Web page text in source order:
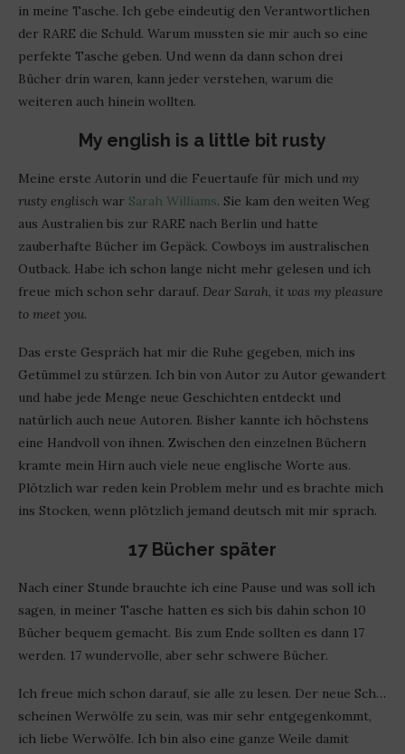
in meine Tasche. Ich gebe eindeutig den Verantwortlichen
der RARE die Schuld. Warum mussten sie mir auch so eine
perfekte Tasche geben. Und wenn da dann schon drei
Bücher drin waren, kann jeder verstehen, warum die
weiteren auch hinein wollten.
My english is a little bit rusty
Meine erste Autorin und die Feuertaufe für mich und my
rusty englisch war Sarah Williams. Sie kam den weiten Weg
aus Australien bis zur RARE nach Berlin und hatte
zauberhafte Bücher im Gepäck. Cowboys im australischen
Outback. Habe ich schon lange nicht mehr gelesen und ich
freue mich schon sehr darauf. Dear Sarah, it was my pleasure
to meet you.
Das erste Gespräch hat mir die Ruhe gegeben, mich ins
Getümmel zu stürzen. Ich bin von Autor zu Autor gewandert
und habe jede Menge neue Geschichten entdeckt und
natürlich auch neue Autoren. Bisher kannte ich höchstens
eine Handvoll von ihnen. Zwischen den einzelnen Büchern
kramte mein Hirn auch viele neue englische Worte aus.
Plötzlich war reden kein Problem mehr und es brachte mich
ins Stocken, wenn plötzlich jemand deutsch mit mir sprach.
17 Bücher später
Nach einer Stunde brauchte ich eine Pause und was soll ich
sagen, in meiner Tasche hatten es sich bis dahin schon 10
Bücher bequem gemacht. Bis zum Ende sollten es dann 17
werden. 17 wundervolle, aber sehr schwere Bücher.
Ich freue mich schon darauf, sie alle zu lesen. Der neue Sch…
scheinen Werwölfe zu sein, was mir sehr entgegenkommt,
ich liebe Werwölfe. Ich bin also eine ganze Weile damit